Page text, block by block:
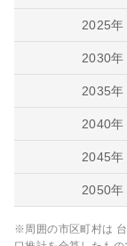
2025年
2030年
2035年
2040年
2045年
2050年
※周囲の市区町村は